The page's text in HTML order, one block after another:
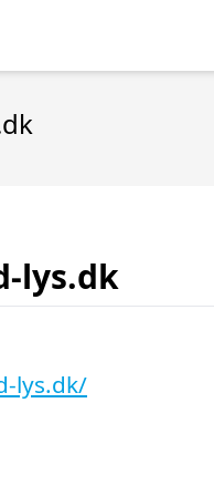
lys.dk
lys.dk/